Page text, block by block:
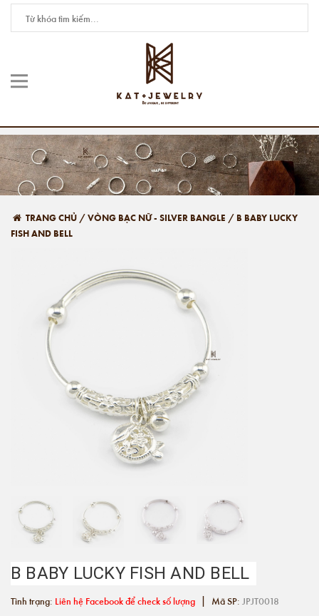
TRANG CHỦ /VÒNG BẠC NỮ - SILVER BANGLE / B BABY LUCKY
FISH AND BELL
B BABY LUCKY FISH AND BELL
Tình trạng: Liên hệ Facebook để check số lượng | Mã SP: JPJT0018